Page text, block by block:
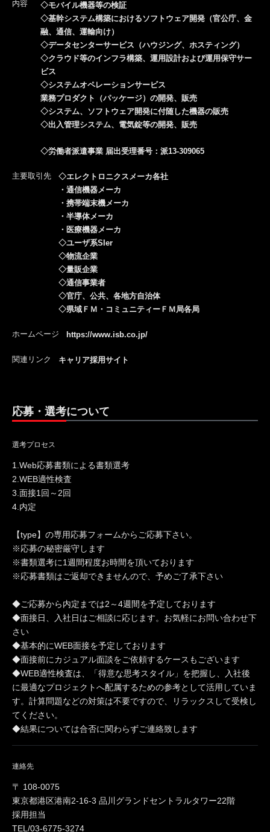
内容
◇モバイル機器等の検証
◇基幹システム構築におけるソフトウェア開発（官公庁、金
融、通信、運輸向け）
◇データセンターサービス（ハウジング、ホスティング）
◇クラウド等のインフラ構築、運用設計および運用保守サー
ビス
◇システムオペレーションサービス
業務プロダクト（パッケージ）の開発、販売
◇システム、ソフトウェア開発に付随した機器の販売
◇出入管理システム、電気錠等の開発、販売
◇労働者派遣事業 届出受理番号：派13-309065
主要取引先
◇エレクトロニクスメーカ各社
・通信機器メーカ
・携帯端末機メーカ
・半導体メーカ
・医療機器メーカ
◇ユーザ系SIer
◇物流企業
◇量販企業
◇通信事業者
◇官庁、公共、各地方自治体
◇県域ＦＭ・コミュニティーＦＭ局各局
ホームページ https://www.isb.co.jp/
関連リンク キャリア採用サイト
応募・選考について
選考プロセス
1.Web応募書類による書類選考
2.WEB適性検査
3.面接1回～2回
4.内定
【type】の専用応募フォームからご応募下さい。
※応募の秘密厳守します
※書類選考に1週間程度お時間を頂いております
※応募書類はご返却できませんので、予めご了承下さい
◆ご応募から内定までは2～4週間を予定しております
◆面接日、入社日はご相談に応じます。お気軽にお問い合わせ下
さい
◆基本的にWEB面接を予定しております
◆面接前にカジュアル面談をご依頼するケースもございます
◆WEB適性検査は、「得意な思考スタイル」を把握し、入社後
に最適なプロジェクトへ配属するための参考として活用していま
す。計算問題などの対策は不要ですので、リラックスして受検し
てください。
◆結果については合否に関わらずご連絡致します
連絡先
〒 108-0075
東京都港区港南2-16-3 品川グランドセントラルタワー22階
採用担当
TEL/03-6775-3274